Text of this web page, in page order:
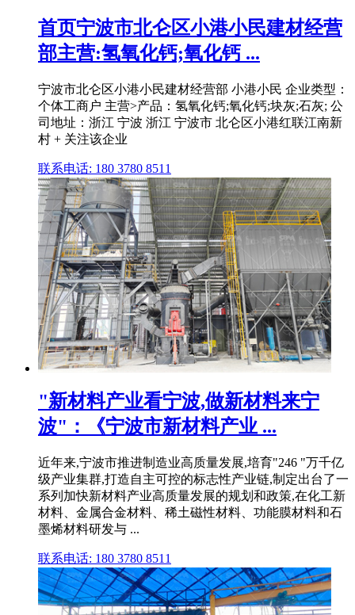
首页宁波市北仑区小港小民建材经营
部主营:氢氧化钙;氧化钙 ...
宁波市北仑区小港小民建材经营部 小港小民 企业类型：
个体工商户 主营>产品：氢氧化钙;氧化钙;块灰;石灰; 公
司地址：浙江 宁波 浙江 宁波市 北仑区小港红联江南新
村 + 关注该企业
联系电话: 180 3780 8511
"新材料产业看宁波,做新材料来宁
波"：《宁波市新材料产业 ...
近年来,宁波市推进制造业高质量发展,培育"246 "万千亿
级产业集群,打造自主可控的标志性产业链,制定出台了一
系列加快新材料产业高质量发展的规划和政策,在化工新
材料、金属合金材料、稀土磁性材料、功能膜材料和石
墨烯材料研发与 ...
联系电话: 180 3780 8511